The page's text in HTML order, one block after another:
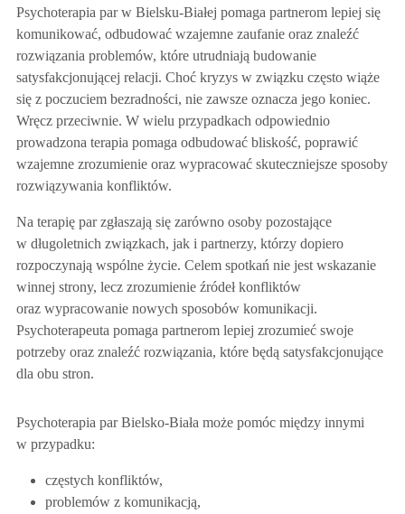
Psychoterapia par w Bielsku-Białej pomaga partnerom lepiej się
komunikować, odbudować wzajemne zaufanie oraz znaleźć
rozwiązania problemów, które utrudniają budowanie
satysfakcjonującej relacji. Choć kryzys w związku często wiąże
się z poczuciem bezradności, nie zawsze oznacza jego koniec.
Wręcz przeciwnie. W wielu przypadkach odpowiednio
prowadzona terapia pomaga odbudować bliskość, poprawić
wzajemne zrozumienie oraz wypracować skuteczniejsze sposoby
rozwiązywania konfliktów.
Na terapię par zgłaszają się zarówno osoby pozostające
w długoletnich związkach, jak i partnerzy, którzy dopiero
rozpoczynają wspólne życie. Celem spotkań nie jest wskazanie
winnej strony, lecz zrozumienie źródeł konfliktów
oraz wypracowanie nowych sposobów komunikacji.
Psychoterapeuta pomaga partnerom lepiej zrozumieć swoje
potrzeby oraz znaleźć rozwiązania, które będą satysfakcjonujące
dla obu stron.
Psychoterapia par Bielsko-Biała może pomóc między innymi
w przypadku:
częstych konfliktów,
problemów z komunikacją,